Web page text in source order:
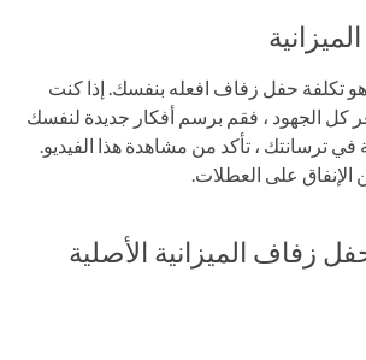
هو تكلفة حفل زفاف افعله بنفسك. إذا كنت
الجهود ، فقم برسم أفكار جديدة لنفسك
في ترسانتك ، تأكد من مشاهدة هذا الفيديو.
على العطلات.
زفاف الميزانية الأصلية